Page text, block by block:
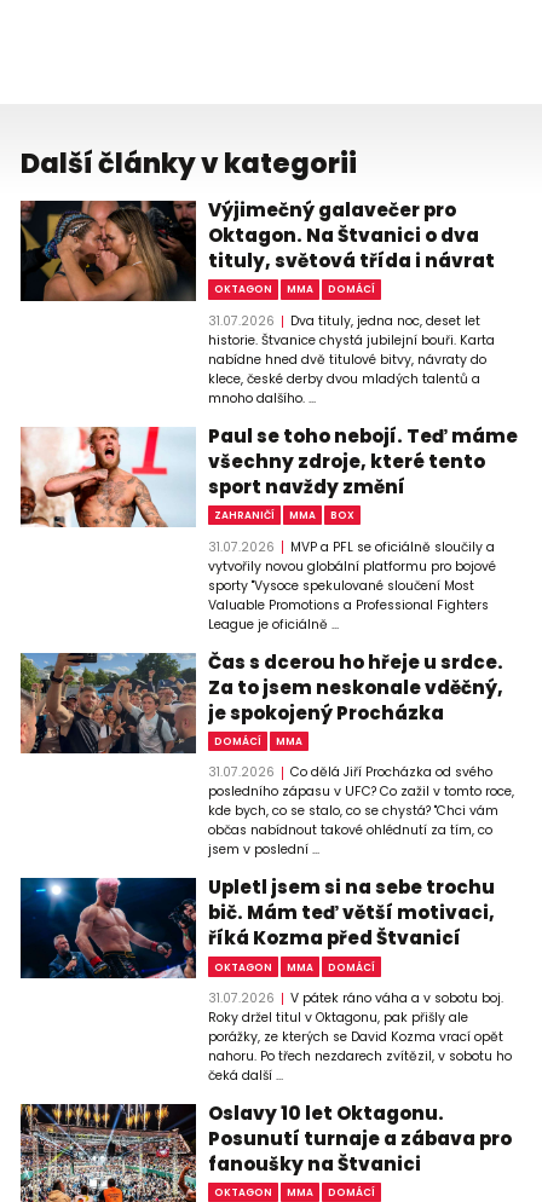
Další články v kategorii
Výjimečný galavečer pro
Oktagon. Na Štvanici o dva
tituly, světová třída i návrat
OKTAGON MMA DOMÁCÍ
31.07.2026
Dva tituly, jedna noc, deset let
historie. Štvanice chystá jubilejní bouři. Karta
nabídne hned dvě titulové bitvy, návraty do
klece, české derby dvou mladých talentů a
mnoho dalšího. ...
Paul se toho nebojí. Teď máme
všechny zdroje, které tento
sport navždy změní
ZAHRANIČÍ MMA BOX
31.07.2026
MVP a PFL se oficiálně sloučily a
vytvořily novou globální platformu pro bojové
sporty "Vysoce spekulované sloučení Most
Valuable Promotions a Professional Fighters
League je oficiálně ...
Čas s dcerou ho hřeje u srdce.
Za to jsem neskonale vděčný,
je spokojený Procházka
DOMÁCÍ MMA
31.07.2026
Co dělá Jiří Procházka od svého
posledního zápasu v UFC? Co zažil v tomto roce,
kde bych, co se stalo, co se chystá? "Chci vám
občas nabídnout takové ohlédnutí za tím, co
jsem v poslední ...
Upletl jsem si na sebe trochu
bič. Mám teď větší motivaci,
říká Kozma před Štvanicí
OKTAGON MMA DOMÁCÍ
31.07.2026
V pátek ráno váha a v sobotu boj.
Roky držel titul v Oktagonu, pak přišly ale
porážky, ze kterých se David Kozma vrací opět
nahoru. Po třech nezdarech zvítězil, v sobotu ho
čeká další ...
Oslavy 10 let Oktagonu.
Posunutí turnaje a zábava pro
fanoušky na Štvanici
OKTAGON MMA DOMÁCÍ